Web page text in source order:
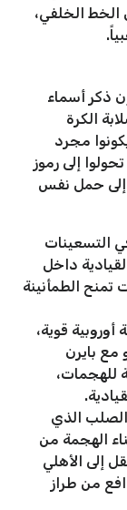
الخط الخلفي،
ذكر أسماء
الكرة
مجرد
إلى رموز
إلى حمل نفس
التسعينات
داخل
تمنح الطمأنينة
قوية،
مع بايرن
للهجمات،
الصلب الذي
الهجمة من
إلى الأهلي
من طراز